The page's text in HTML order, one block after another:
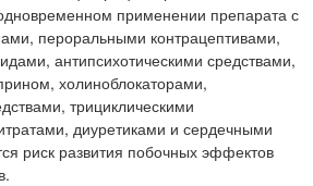
применении препарата с
пероральными контрацептивами,
антипсихотическими средствами,
холиноблокаторами,
трициклическими
диуретиками и сердечными
риск развития побочных эффектов